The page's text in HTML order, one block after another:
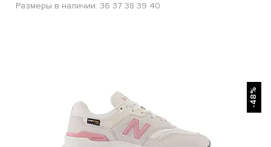
Размеры в наличии: 36 37 38 39 40
-48%